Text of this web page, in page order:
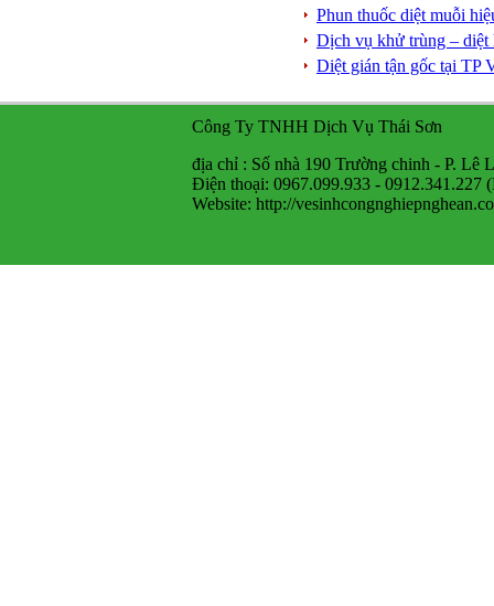
Phun thuốc diệt muỗi
Dịch vụ khử trùng –
Diệt gián tận gốc tại TP
Công Ty TNHH Dịch Vụ Thái Sơn
địa chỉ : Số nhà 190 Trường chinh - P. Lê
Điện thoại: 0967.099.933 - 0912.341.227
Website: http://